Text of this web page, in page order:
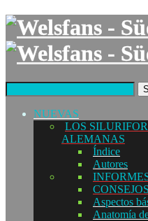
NUEVAS
LOS
ALEMANAS
Índice
Autores
CONSEJOS
Aspectos
Anatomía